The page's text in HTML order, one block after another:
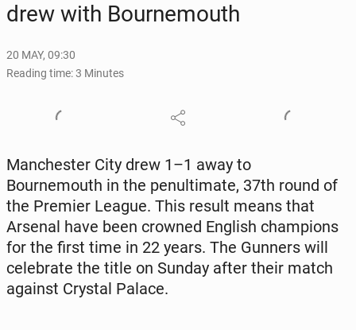
drew with Bournemouth
20 MAY, 09:30
Reading time: 3 Minutes
Man­ches­ter City drew 1–1 away to
Bournemouth in the penul­ti­mate, 37th round of
the Premier League. This result means that
Arsenal have been crowned English cham­pi­ons
for the first time in 22 years. The Gunners will
cel­e­brate the title on Sunday after their match
against Crystal Palace.